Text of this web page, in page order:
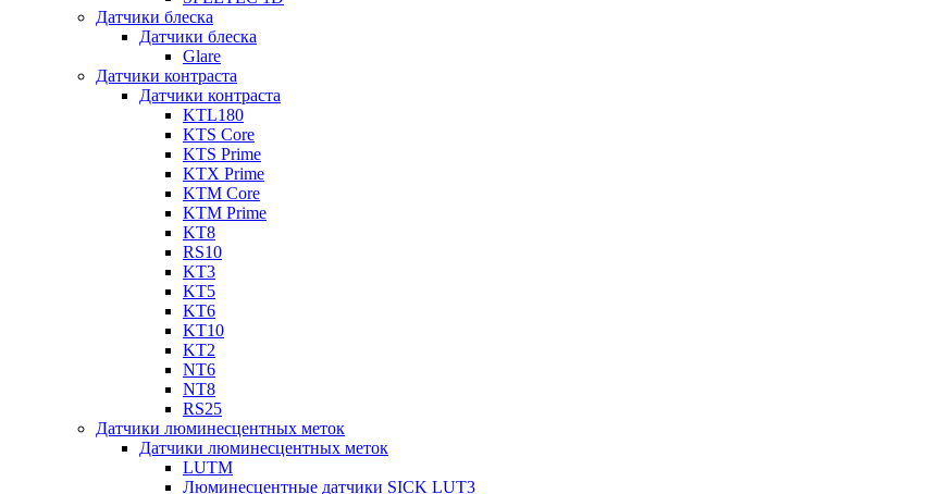
Датчики блеска
Датчики блеска
Glare
Датчики контраста
Датчики контраста
KTL180
KTS Core
KTS Prime
KTX Prime
KTM Core
KTM Prime
KT8
RS10
KT3
KT5
KT6
KT10
KT2
NT6
NT8
RS25
Датчики люминесцентных меток
Датчики люминесцентных меток
LUTM
Люминесцентные датчики SICK LUT3